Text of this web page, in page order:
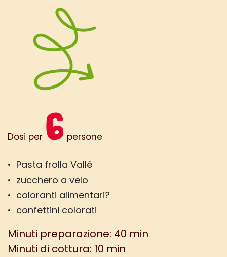
Dosi per 6 persone
• Pasta frolla Vallé
• zucchero a velo
• coloranti alimentari?
• confettini colorati
Minuti preparazione: 40 min
Minuti di cottura: 10 min